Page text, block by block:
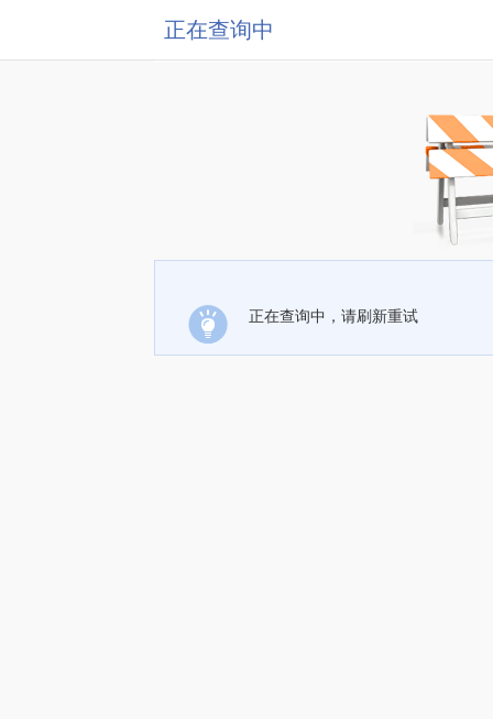
正在查询中
正在查询中，请刷新重试